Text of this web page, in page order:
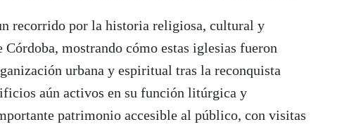
recorrido por la historia religiosa, cultural y
Córdoba, mostrando cómo estas iglesias fueron
urbana y espiritual tras la reconquista
aún activos en su función litúrgica y
patrimonio accesible al público, con visitas